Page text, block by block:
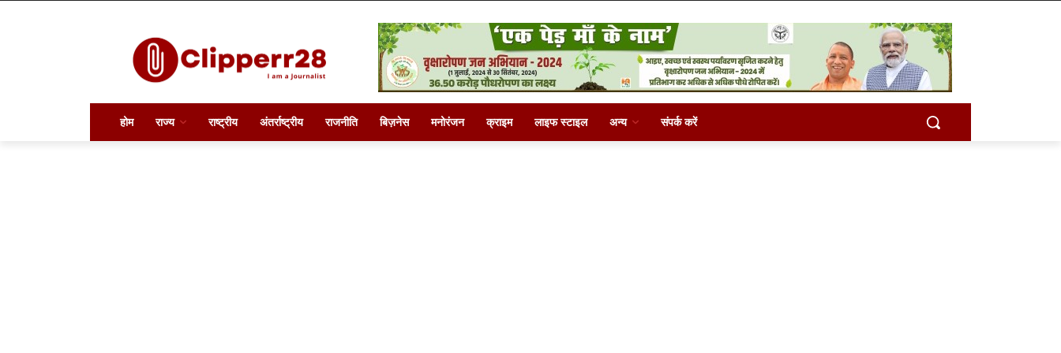
होम राज्य राष्ट्रीय अंतर्राष्ट्रीय राजनीति बिज़नेस मनोरंजन क्राइम लाइफ स्टाइल अन्य संपर्क करें